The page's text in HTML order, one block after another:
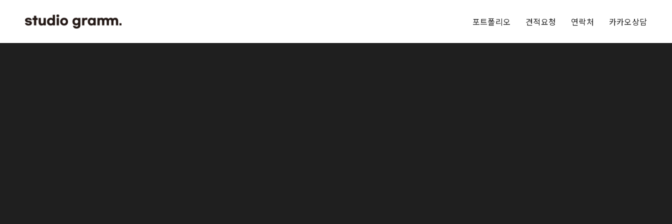
포트폴리오 견적요청 연락처 카카오상담